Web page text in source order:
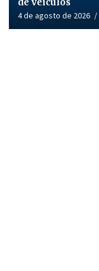
4 de agosto de 2026